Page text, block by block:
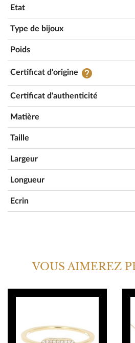
Etat
Type de bijoux
Poids
Certificat d'origine help
Certificat d'authenticité
Matière
Taille
Largeur
Longueur
Ecrin
VOUS AIMEREZ